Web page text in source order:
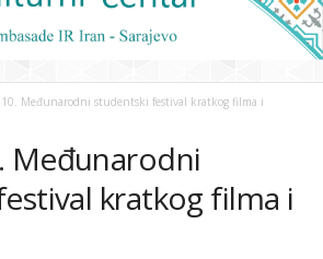
10. Međunarodni studentski festival kratkog filma i
Međunarodni
kratkog filma i